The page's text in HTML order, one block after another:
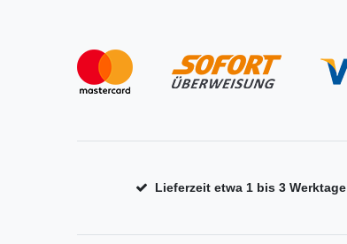
Lieferzeit etwa 1 bis 3 Werktage